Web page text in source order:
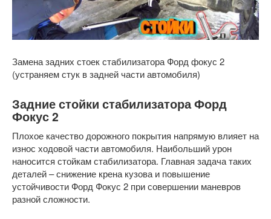
Замена задних стоек стабилизатора Форд фокус 2
(устраняем стук в задней части автомобиля)
Задние стойки стабилизатора Форд
Фокус 2
Плохое качество дорожного покрытия напрямую влияет на
износ ходовой части автомобиля. Наибольший урон
наносится стойкам стабилизатора. Главная задача таких
деталей – снижение крена кузова и повышение
устойчивости Форд Фокус 2 при совершении маневров
разной сложности.